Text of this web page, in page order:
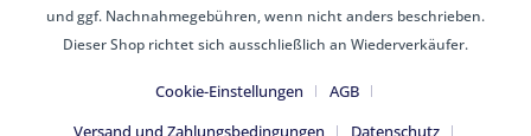
und ggf. Nachnahmegebühren, wenn nicht anders beschrieben.
Dieser Shop richtet sich ausschließlich an Wiederverkäufer.
Cookie-Einstellungen
AGB
Versand und Zahlungsbedingungen
Datenschutz